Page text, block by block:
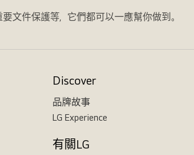
文件保護等，它們都可以一應幫你做到。
Discover
品牌故事
LG Experience
有關LG